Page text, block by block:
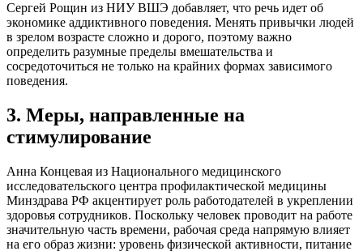
Сергей Рощин из НИУ ВШЭ добавляет, что речь идет об
экономике аддиктивного поведения. Менять привычки людей
в зрелом возрасте сложно и дорого, поэтому важно
определить разумные пределы вмешательства и
сосредоточиться не только на крайних формах зависимого
поведения.
3. Меры, направленные на
стимулирование
Анна Концевая из Национального медицинского
исследовательского центра профилактической медицины
Минздрава РФ акцентирует роль работодателей в укреплении
здоровья сотрудников. Поскольку человек проводит на работе
значительную часть времени, рабочая среда напрямую влияет
на его образ жизни: уровень физической активности, питание